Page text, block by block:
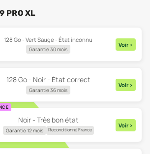
PRO XL
128 Go - Vert Sauge - État inconnu
Garantie 30 mois
Voir >
128 Go - Noir - État correct
Garantie 36 mois
Voir >
Noir - Très bon état
Garantie 12 mois Reconditionné France
Voir >